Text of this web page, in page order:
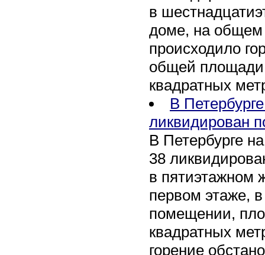
в
доме, на общем
происходило
общей площади
квадратных
В
ликвидирован
В Петербурге
38
в пятиэтажном
первом этаже,
помещении,
квадратных
горение